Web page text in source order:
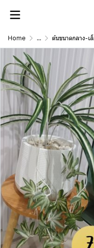
Home ... ต้นขนาดกลาง-เล็ก Middle-Small Size